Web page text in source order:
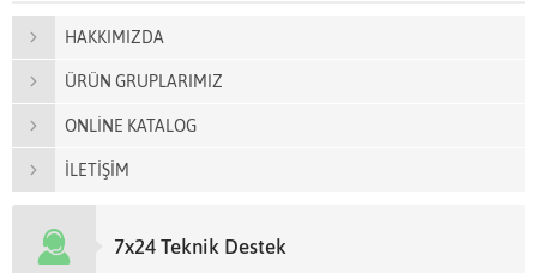
HAKKIMIZDA
ÜRÜN GRUPLARIMIZ
ONLİNE KATALOG
İLETİŞİM
7x24 Teknik Destek